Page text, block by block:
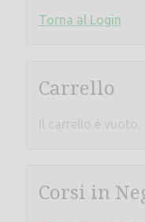
Torna al Login
Carrello
Il carrello è vuoto.
Corsi in